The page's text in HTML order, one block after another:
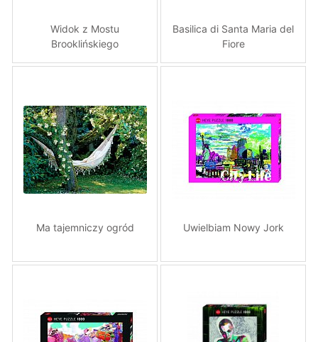
Widok z Mostu
Brooklińskiego
Basilica di Santa Maria del
Fiore
Ma tajemniczy ogród Uwielbiam Nowy Jork